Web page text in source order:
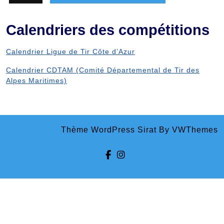
Calendriers des compétitions
Calendrier Ligue de Tir Côte d’Azur
Calendrier CDTAM (Comité Départemental de Tir des
Alpes Maritimes)
Thème WordPress Sirat By VWThemes
Facebook
Instagram